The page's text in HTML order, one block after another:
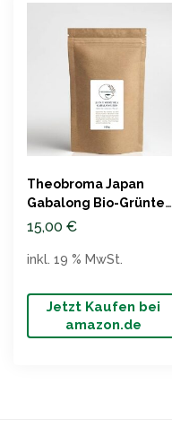
Theobroma Japan
Gabalong Bio-Grüntee,
100g
15,00 €
Jetzt Kaufen bei
amazon.de
inkl. 19 % MwSt.